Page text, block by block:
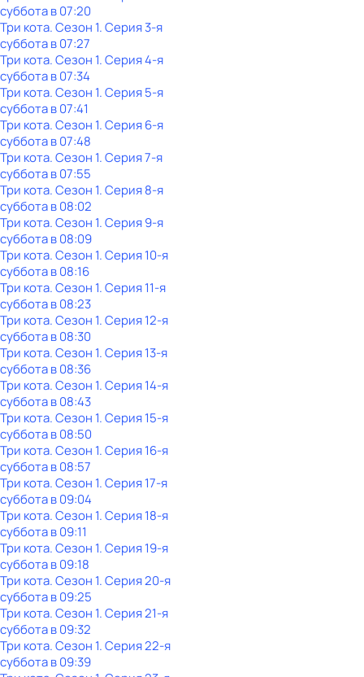
субботав07:20
Три кота. Сезон 1. Серия 3-я
субботав07:27
Три кота. Сезон 1. Серия 4-я
субботав07:34
Три кота. Сезон 1. Серия 5-я
субботав07:41
Три кота. Сезон 1. Серия 6-я
субботав07:48
Три кота. Сезон 1. Серия 7-я
субботав07:55
Три кота. Сезон 1. Серия 8-я
субботав08:02
Три кота. Сезон 1. Серия 9-я
субботав08:09
Три кота. Сезон 1. Серия 10-я
субботав08:16
Три кота. Сезон 1. Серия 11-я
субботав08:23
Три кота. Сезон 1. Серия 12-я
субботав08:30
Три кота. Сезон 1. Серия 13-я
субботав08:36
Три кота. Сезон 1. Серия 14-я
субботав08:43
Три кота. Сезон 1. Серия 15-я
субботав08:50
Три кота. Сезон 1. Серия 16-я
субботав08:57
Три кота. Сезон 1. Серия 17-я
субботав09:04
Три кота. Сезон 1. Серия 18-я
субботав09:11
Три кота. Сезон 1. Серия 19-я
субботав09:18
Три кота. Сезон 1. Серия 20-я
субботав09:25
Три кота. Сезон 1. Серия 21-я
субботав09:32
Три кота. Сезон 1. Серия 22-я
субботав09:39